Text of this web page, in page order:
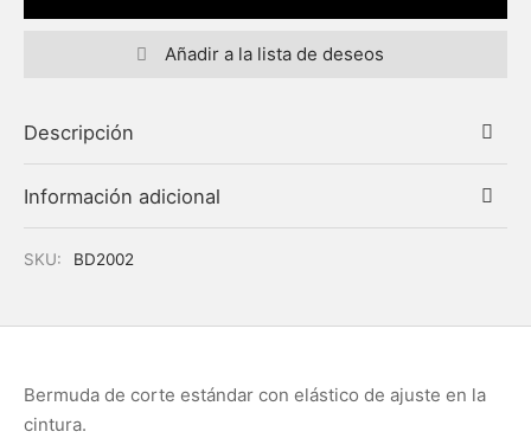
Añadir a la lista de deseos
Descripción
Información adicional
SKU: BD2002
Bermuda de corte estándar con elástico de ajuste en la
cintura.